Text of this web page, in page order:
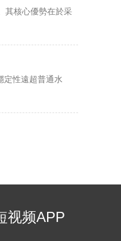
其核心優勢在於采
定性遠超普通水
视频APP